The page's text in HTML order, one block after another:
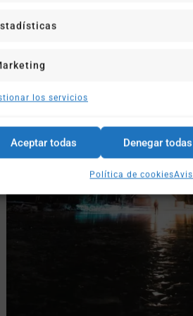
los servicios
Aceptar todas Denegar todas
Política de cookies